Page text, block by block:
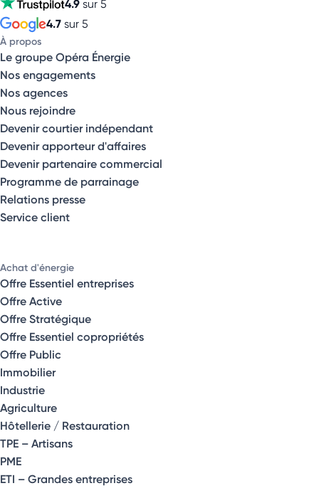
4.9 sur 5
4.7 sur 5
À propos
Le groupe Opéra Énergie
Nos engagements
Nos agences
Nous rejoindre
Devenir courtier indépendant
Devenir apporteur d'affaires
Devenir partenaire commercial
Programme de parrainage
Relations presse
Service client
Achat d'énergie
Offre Essentiel entreprises
Offre Active
Offre Stratégique
Offre Essentiel copropriétés
Offre Public
Immobilier
Industrie
Agriculture
Hôtellerie / Restauration
TPE – Artisans
PME
ETI – Grandes entreprises